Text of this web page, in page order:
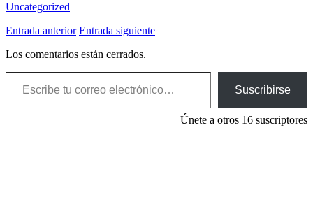
Uncategorized
Entrada anterior Entrada siguiente
Los comentarios están cerrados.
Escribe tu correo electrónico…
Suscribirse
Únete a otros 16 suscriptores